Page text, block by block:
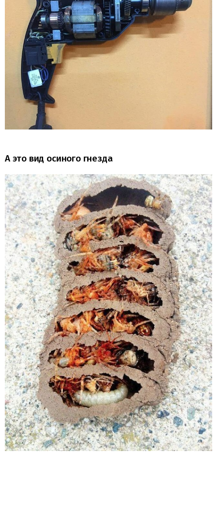
А это вид осиного гнезда